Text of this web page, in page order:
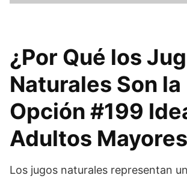
¿Por Qué los
Naturales Son la
Opción #199
Adultos
Los jugos naturales representan